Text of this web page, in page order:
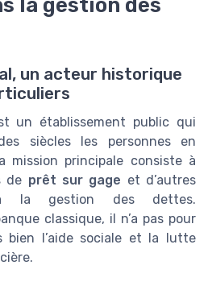
la gestion des
un acteur historique
un établissement public qui
siècles les personnes en
mission principale consiste à
de prêt sur gage et d’autres
la gestion des dettes.
classique, il n’a pas pour
bien l’aide sociale et la lutte